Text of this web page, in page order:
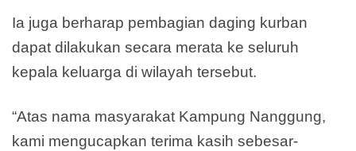
Ia juga berharap pembagian daging kurban
dapat dilakukan secara merata ke seluruh
kepala keluarga di wilayah tersebut.
“Atas nama masyarakat Kampung Nanggung,
kami mengucapkan terima kasih sebesar-